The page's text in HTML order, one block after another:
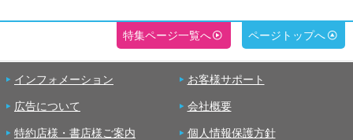
特集ページ一覧へ ページトップへ
インフォメーション お客様サポート
広告について 会社概要
特約店様・書店様ご案内 個人情報保護方針